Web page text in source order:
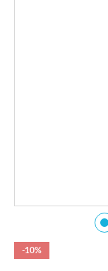
-10%